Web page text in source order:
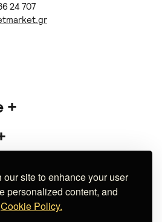
site to enhance your user
personalized content, and
Cookie Policy.
24 707